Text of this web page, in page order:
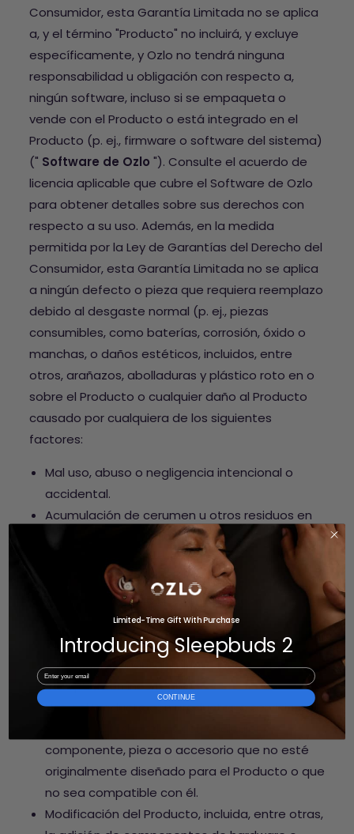
Consumidor, esta Garantía Limitada no se aplica
a, y el término "Producto" no incluirá, y excluye
específicamente, y Ozlo no tendrá ninguna
responsabilidad u obligación con respecto a,
ningún software, incluso si se empaqueta o
vende con el Producto o está integrado en el
Producto (p. ej., firmware o software del sistema)
(" Software de Ozlo "). Consulte el acuerdo de
licencia aplicable que cubre el Software de Ozlo
para obtener detalles sobre sus derechos con
respecto a su uso. Además, en la medida
permitida por la Ley de Garantías del Derecho del
Consumidor, esta Garantía Limitada no se aplica
a ningún defecto o pieza que requiera reemplazo
debido al desgaste normal (p. ej., piezas
consumibles, como baterías, corrosión, óxido o
manchas, o daños estéticos, incluidos, entre
otros, arañazos, abolladuras y plástico roto en o
sobre el Producto o cualquier daño al Producto
causado por cualquiera de los siguientes
factores:
Mal uso, abuso o negligencia intencional o
accidental.
Acumulación de cerumen u otros residuos en
la boquilla del producto
Utilizar el Producto fuera de los usos
permitidos o previstos descritos por Ozlo o
utilizar el Producto sin cumplir con las
instrucciones o la documentación técnica de
Ozlo (por ejemplo, almacenamiento
inadecuado, mantenimiento inadecuado y
manipulación incorrecta).
Uso del Producto con productos o servicios
componente, pieza o accesorio que no esté
originalmente diseñado para el Producto o que
no sea compatible con él.
Modificación del Producto, incluida, entre otras,
Limited-Time Gift With Purchase
Introducing Sleepbuds 2
Email
CONTINUE